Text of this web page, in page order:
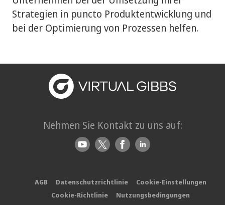
Strategien in puncto Produktentwicklung und
bei der Optimierung von Prozessen helfen.
Nehmen Sie Kontakt zu uns auf:
AGB Datenschutzrichtlinie
Cookie-Einstellungen
Cookie-Richtlinie
Nutzungsbedingungen